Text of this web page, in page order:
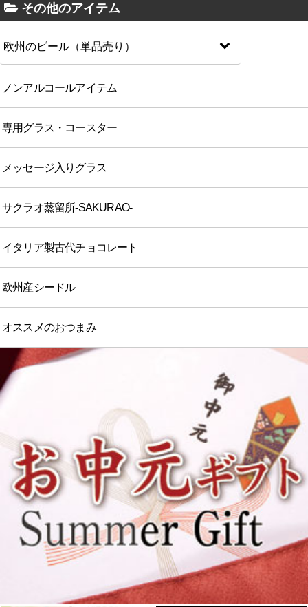
その他のアイテム
欧州のビール（単品売り）
ノンアルコールアイテム
専用グラス・コースター
メッセージ入りグラス
サクラオ蒸留所-SAKURAO-
イタリア製古代チョコレート
欧州産シードル
オススメのおつまみ